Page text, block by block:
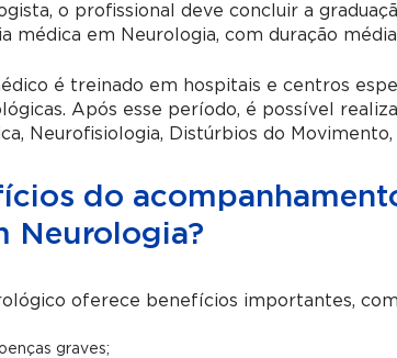
o profissional deve concluir a
médica em Neurologia, com duração
é treinado em hospitais e centros
Após esse período, é possível
Neurofisiologia, Distúrbios do
do
Neurologia?
oferece benefícios importantes,
graves;